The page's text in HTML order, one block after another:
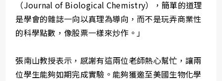
（Journal of Biological Chemistry），簡單的道理
是學會的雜誌一向以真理為導向，而不是玩弄商業性
的科學點數，像股票一樣來炒作。」
張南山教授表示，感謝有這兩位老師熱心幫忙，讓兩
位學生能夠如期完成實驗。能夠獲邀至美國生物化學